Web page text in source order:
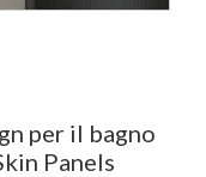
per il bagno
Panels